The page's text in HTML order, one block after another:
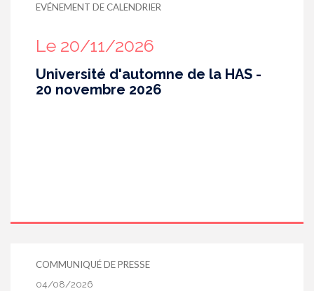
EVÉNEMENT DE CALENDRIER
Le 20/11/2026
Université d'automne de la HAS -
20 novembre 2026
COMMUNIQUÉ DE PRESSE
04/08/2026